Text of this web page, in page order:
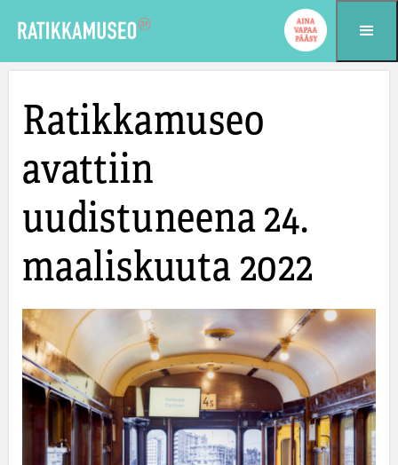
Ratikkamuseo
avattiin
uudistuneena 24.
maaliskuuta 2022